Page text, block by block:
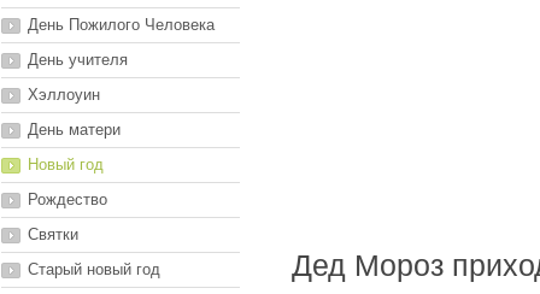
День Пожилого Человека
День учителя
Хэллоуин
День матери
Новый год
Рождество
Святки
Старый новый год
Дед Мороз